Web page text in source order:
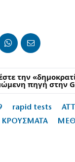
την
πηγή στην
rapid tests
ΚΡΟΥΣΜΑΤΑ
ΜΕΘ